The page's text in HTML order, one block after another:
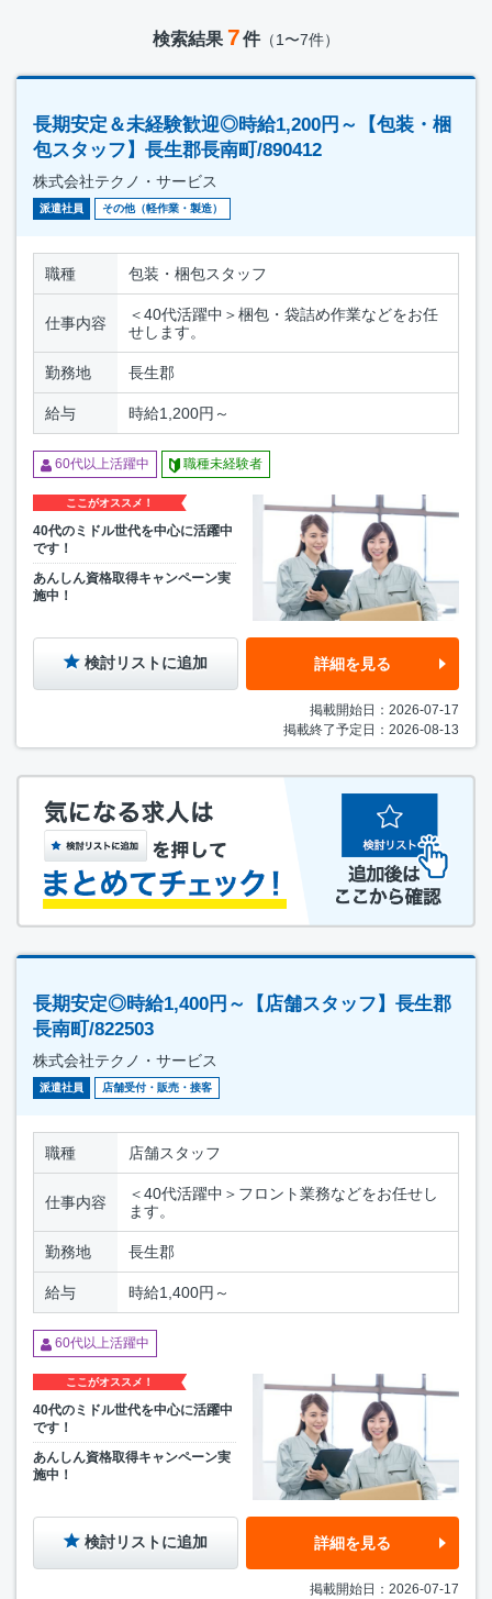
検索結果 7件（1〜7件）
長期安定＆未経験歓迎◎時給1,200円～【包装・梱
包スタッフ】長生郡長南町/890412
株式会社テクノ・サービス
派遣社員 その他（軽作業・製造）
職種 包装・梱包スタッフ
仕事内容
＜40代活躍中＞梱包・袋詰め作業などをお任
せします。
勤務地 長生郡
給与 時給1,200円～
60代以上活躍中 職種未経験者
ここがオススメ！
40代のミドル世代を中心に活躍中
です！
あんしん資格取得キャンペーン実
施中！
検討リストに追加 詳細を見る
掲載開始日：2026-07-17
掲載終了予定日：2026-08-13
長期安定◎時給1,400円～【店舗スタッフ】長生郡
長南町/822503
株式会社テクノ・サービス
派遣社員 店舗受付・販売・接客
職種 店舗スタッフ
仕事内容
＜40代活躍中＞フロント業務などをお任せし
ます。
勤務地 長生郡
給与 時給1,400円～
60代以上活躍中
ここがオススメ！
40代のミドル世代を中心に活躍中
です！
あんしん資格取得キャンペーン実
施中！
検討リストに追加 詳細を見る
掲載開始日：2026-07-17